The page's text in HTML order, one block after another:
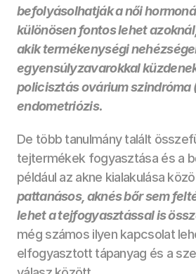
befolyásolhatják a női
különösen fontos lehet azoknál,
akik termékenységi
egyensúlyzavarokkal
policisztás ovárium szindróma
endometriózis.
De több tanulmány talált
tejtermékek fogyasztása és a
például az akne kialakulása
pattanásos, aknés bőr sem
lehet a tejfogyasztással is
még számos ilyen kapcsolat
elfogyasztott tápanyag és a